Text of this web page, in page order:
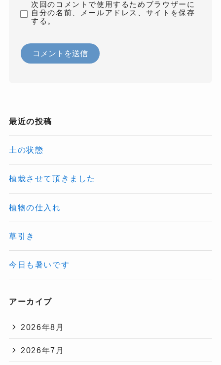
次回のコメントで使用するためブラウザーに
自分の名前、メールアドレス、サイトを保存
する。
最近の投稿
土の状態
植栽させて頂きました
植物の仕入れ
草引き
今日も暑いです
アーカイブ
2026年8月
2026年7月